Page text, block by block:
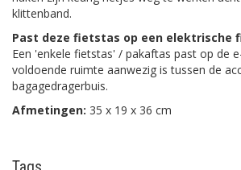
klittenband.
Past deze fietstas op een elektrische
Een 'enkele fietstas' / pakaftas past op de
voldoende ruimte aanwezig is tussen de
bagagedragerbuis.
Afmetingen: 35 x 19 x 36 cm